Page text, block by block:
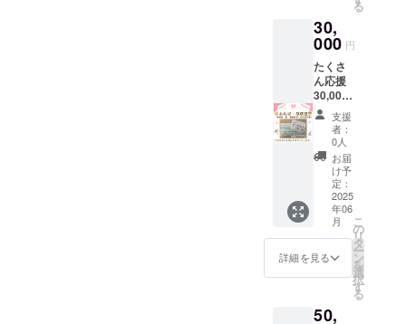
て、お
礼の
メッ
セージ
をお送
りしま
す。 ＊
このリ
ターン
は3,000
円/5,00
円/10,0
円/30,0
00円の
リター
ます
る
30,
000 円
たくさ
ん応援
30,000
円コー
ス【お
礼状】
【領収
書
兼 税
額控除
に係る
証明
書】 感
謝の気
持ちを
込め
礼の
支援
者：
0人
お届
け予
定：
2025
年06
月
詳細を見る
こ
の
リ
タ
ー
ン
を
選
択
す
る
50,